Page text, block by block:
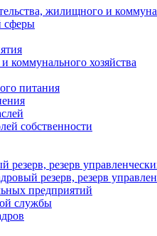
жилищного и
сферы
коммунального хозяйства
питания
собственности
резерв
резерв, резерв
предприятий
службы